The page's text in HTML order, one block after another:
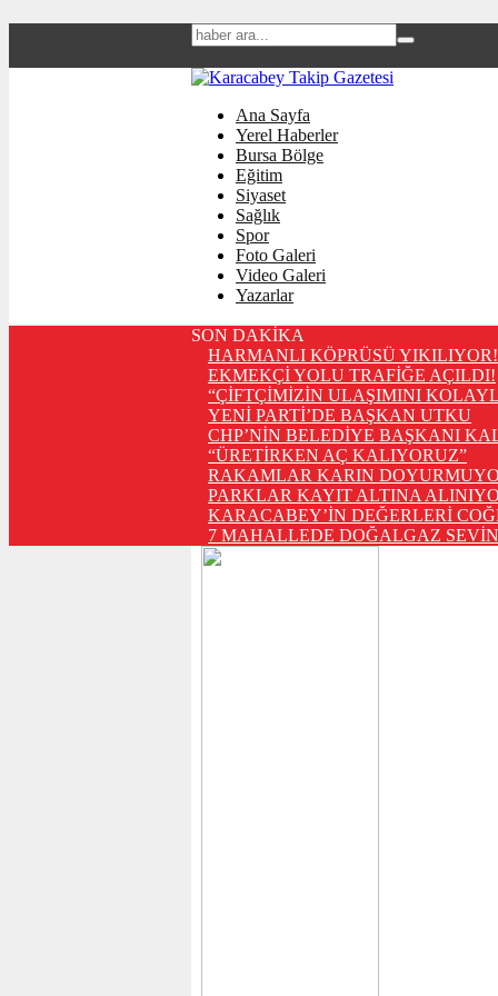
Ana Sayfa
Yerel Haberler
Bursa Bölge
Eğitim
Siyaset
Sağlık
Spor
Foto Galeri
Video Galeri
Yazarlar
SON DAKİKA
HARMANLI KÖPRÜSÜ YIKILIYOR!
EKMEKÇİ YOLU TRAFİĞE AÇILDI!
“ÇİFTÇİMİZİN ULAŞIMINI
YENİ PARTİ’DE BAŞKAN UTKU
CHP’NİN BELEDİYE BAŞKANI
“ÜRETİRKEN AÇ KALIYORUZ”
RAKAMLAR KARIN
PARKLAR KAYIT ALTINA
KARACABEY’İN DEĞERLERİ
7 MAHALLEDE DOĞALGAZ